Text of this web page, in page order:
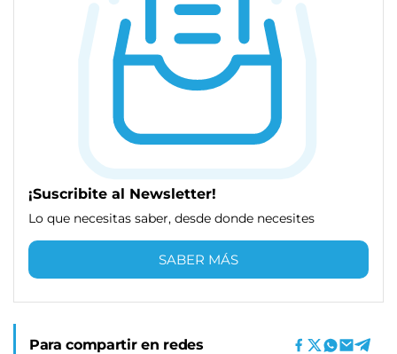
¡Suscribite al Newsletter!
Lo que necesitas saber, desde donde necesites
SABER MÁS
Para compartir en redes